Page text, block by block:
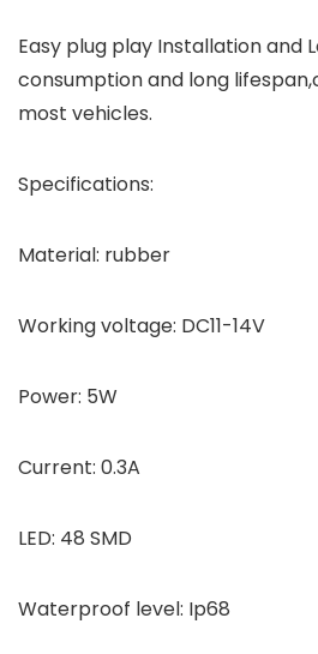
Easy plug play Installation and
consumption and long
most vehicles.
Specifications:
Material: rubber
Working voltage: DC11-14V
Power: 5W
Current: 0.3A
LED: 48 SMD
Waterproof level: Ip68